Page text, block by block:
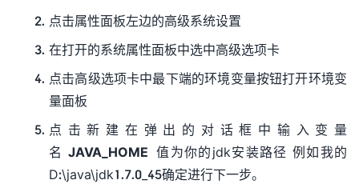
点击属性面板左边的高级系统设置
在打开的系统属性面板中选中高级选项卡
点击高级选项卡中最下端的环境变量按钮打开环境变
量面板
点击新建在弹出的对话框中输入变量
名 JAVA_HOME值为你的jdk安装路径 例如我的
D:\java\jdk1.7.0_45确定进行下一步。